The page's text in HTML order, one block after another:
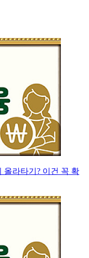
올라타기? 이건 꼭 확